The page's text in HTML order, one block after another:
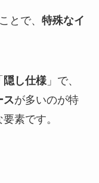
とで、 特殊なイ
隠し仕様」で、
スが多いのが特
素です。